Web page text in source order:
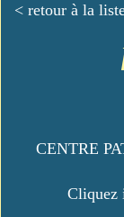
< retour à la
CENTRE
Cliquez